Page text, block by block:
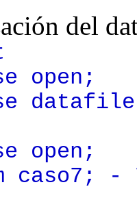
del
open;
datafile
open;
caso7; -